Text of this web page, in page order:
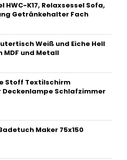
HWC-K17, Relaxsessel Sofa,
Getränkehalter Fach
Weiß und Eiche Hell
MDF und Metall
Stoff Textilschirm
Deckenlampe Schlafzimmer
Maker 75x150